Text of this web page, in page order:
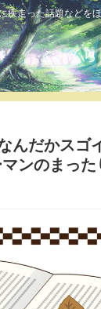
疾走った話題などを
ふっくら
なんだかス
ンのまっ